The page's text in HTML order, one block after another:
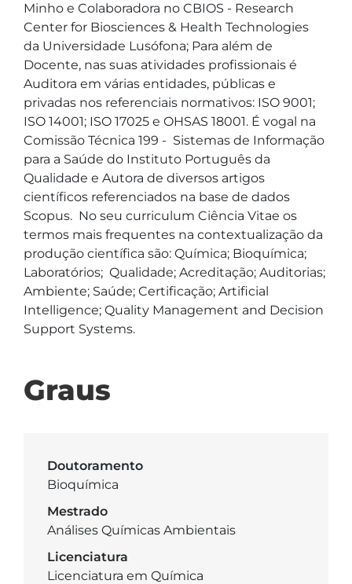
Minho e Colaboradora no CBIOS - Research
Center for Biosciences & Health Technologies
da Universidade Lusófona; Para além de
Docente, nas suas atividades profissionais é
Auditora em várias entidades, públicas e
privadas nos referenciais normativos: ISO 9001;
ISO 14001; ISO 17025 e OHSAS 18001. É vogal na
Comissão Técnica 199 -  Sistemas de Informação
para a Saúde do Instituto Português da
Qualidade e Autora de diversos artigos
científicos referenciados na base de dados
Scopus.  No seu curriculum Ciência Vitae os
termos mais frequentes na contextualização da
produção científica são: Química; Bioquímica;
Laboratórios;  Qualidade; Acreditação; Auditorias;
Ambiente; Saúde; Certificação; Artificial
Intelligence; Quality Management and Decision
Support Systems.
Graus
Doutoramento
Bioquímica
Mestrado
Análises Químicas Ambientais
Licenciatura
Licenciatura em Química